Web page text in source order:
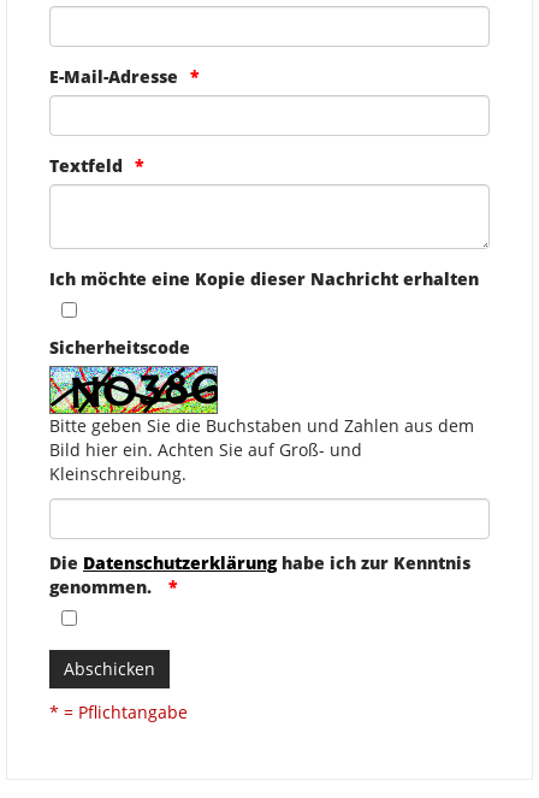
E-Mail-Adresse
Textfeld
Ich möchte eine Kopie dieser Nachricht erhalten
Sicherheitscode
Bitte geben Sie die Buchstaben und Zahlen aus dem
Bild hier ein. Achten Sie auf Groß- und
Kleinschreibung.
Die Datenschutzerklärunghabe ich zur Kenntnis
genommen.
Abschicken
* = Pflichtangabe